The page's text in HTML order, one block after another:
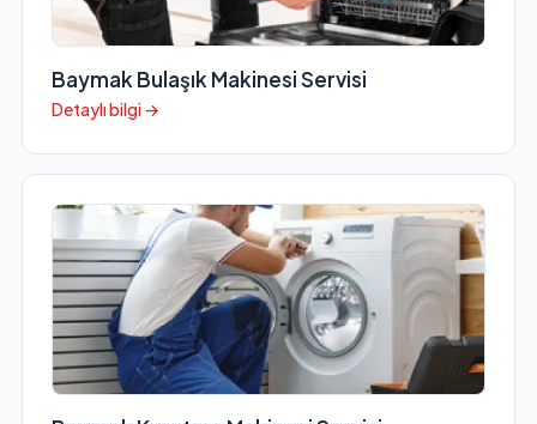
Baymak Bulaşık Makinesi Servisi
Detaylı bilgi →